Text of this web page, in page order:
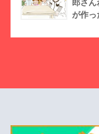
郎さ
が作っ